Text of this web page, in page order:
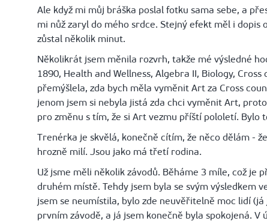
Ale když mi můj bráška poslal fotku sama sebe, a
mi nůž zaryl do mého srdce. Stejný efekt měl i
zůstal několik minut.
Několikrát jsem měnila rozvrh, takže mé výsledné
1890, Health and Wellness, Algebra II, Biology,
přemýšlela, zda bych měla vyměnit Art za Cross
jenom jsem si nebyla jistá zda chci vyměnit Art,
pro změnu s tím, že si Art vezmu příští pololetí.
Trenérka je skvělá, konečně cítím, že něco dělám -
hrozně milí. Jsou jako má třetí rodina.
Už jsme měli několik závodů. Běháme 3 míle, což je
druhém místě. Tehdy jsem byla se svým výsledkem
jsem se neumístila, bylo zde neuvěřitelně moc lidí
prvním závodě, a já jsem konečně byla spokojená.